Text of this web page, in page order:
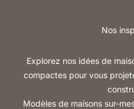
Nos
Explorez nos idées de
compactes pour vous
Modèles de maisons sur-